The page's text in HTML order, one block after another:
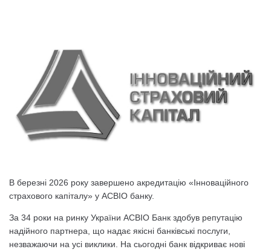
В березні 2026 року завершено акредитацію «Інноваційного
страхового капіталу» у АСВІО банку.
За 34 роки на ринку України АСВІО Банк здобув репутацію
надійного партнера, що надає якісні банківські послуги,
незважаючи на усі виклики. На сьогодні банк відкриває нові